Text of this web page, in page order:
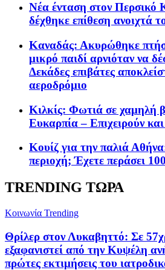
Νέα ένταση στον Περσικό
δέχθηκε επίθεση ανοιχτά
Καναδάς: Ακυρώθηκε
μικρό παιδί αρνιόταν να
Δεκάδες επιβάτες
αεροδρόμιο
Κιλκίς: Φωτιά σε χαμηλή
Ευκαρπία – Επιχειρούν
Κουίζ για την παλιά
περιοχή; Έχετε περάσει
TRENDING ΤΩΡΑ
Κοινωνία Trending
Θρίλερ στον Λυκαβηττό: Σε
εξαφανιστεί από την Κυψέλη
πρώτες εκτιμήσεις του